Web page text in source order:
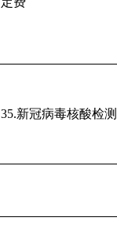
35.新冠病毒核酸检